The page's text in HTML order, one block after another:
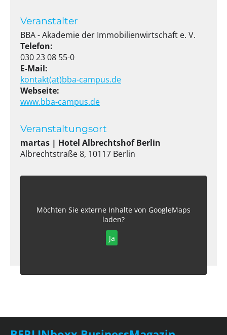
Veranstalter
BBA - Akademie der Immobilienwirtschaft e. V.
Telefon:
030 23 08 55-0
E-Mail:
kontakt(at)bba-campus.de
Webseite:
www.bba-campus.de
Veranstaltungsort
martas | Hotel Albrechtshof Berlin
Albrechtstraße 8, 10117 Berlin
Möchten Sie externe Inhalte von GoogleMaps
laden?
Ja